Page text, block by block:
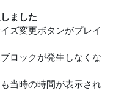
ました
ズ変更ボタンがプレイ
ロックが発生しなくな
当時の時間が表示され